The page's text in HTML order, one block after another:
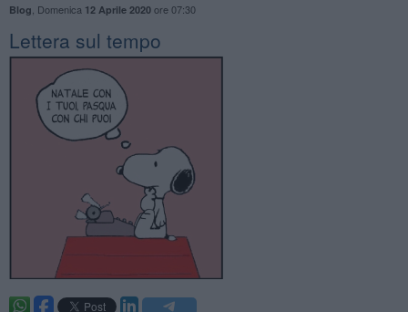
Blog Domenica 12 Aprile 2020ore 07:30
​Lettera sul tempo